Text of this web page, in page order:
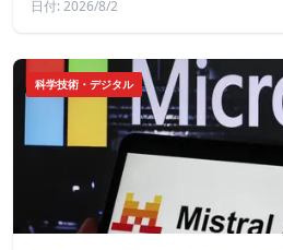
日付: 2026/8/2
科学技術・デジタル